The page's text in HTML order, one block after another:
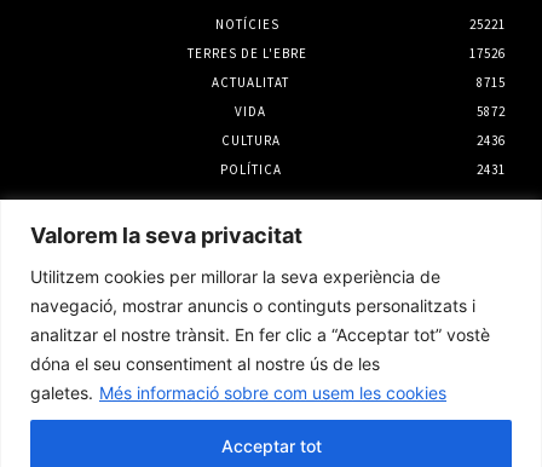
Valorem la seva privacitat
Utilitzem cookies per millorar la seva experiència de
navegació, mostrar anuncis o continguts personalitzats i
analitzar el nostre trànsit. En fer clic a “Acceptar tot” vostè
dóna el seu consentiment al nostre ús de les
galetes. Més informació sobre com usem les cookies
Acceptar tot
NOTÍCIES
25221
TERRES DE L'EBRE
17526
ACTUALITAT
8715
VIDA
5872
CULTURA
2436
POLÍTICA
2431
L’Observatori de l’Ebre lidera de nou la
recerca sobre l’astre rei en el segon eclipsi
solar total de la seva història
5 agost 2026
L’Ametlla de Mar i Palamós preparen el 10è
aniversari del seu agermanament